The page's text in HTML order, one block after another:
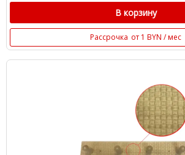
В корзину
Рассрочка от 1 BYN / мес